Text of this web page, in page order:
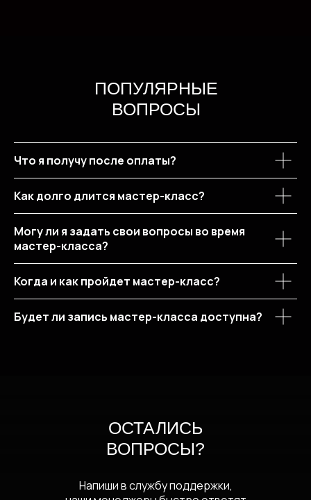
ПОПУЛЯРНЫЕ
ВОПРОСЫ
Что я получу после оплаты?
Как долго длится мастер-класс?
Могу ли я задать свои вопросы во время
мастер-класса?
Когда и как пройдет мастер-класс?
Будет ли запись мастер-класса доступна?
Напиши в службу поддержки,
ОСТАЛИСЬ
ВОПРОСЫ?